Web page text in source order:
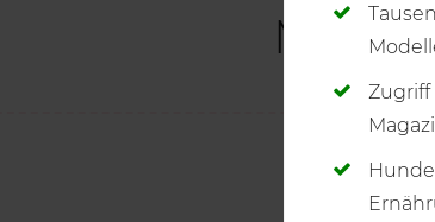
Mein
Zugriff